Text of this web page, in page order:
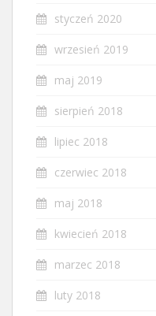
styczeń 2020
wrzesień 2019
maj 2019
sierpień 2018
lipiec 2018
czerwiec 2018
maj 2018
kwiecień 2018
marzec 2018
luty 2018